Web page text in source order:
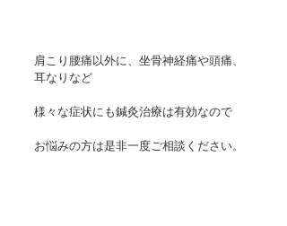
肩こり腰痛以外に、坐骨神経痛や頭痛、
耳なりなど
様々な症状にも鍼灸治療は有効なので
お悩みの方は是非一度ご相談ください。